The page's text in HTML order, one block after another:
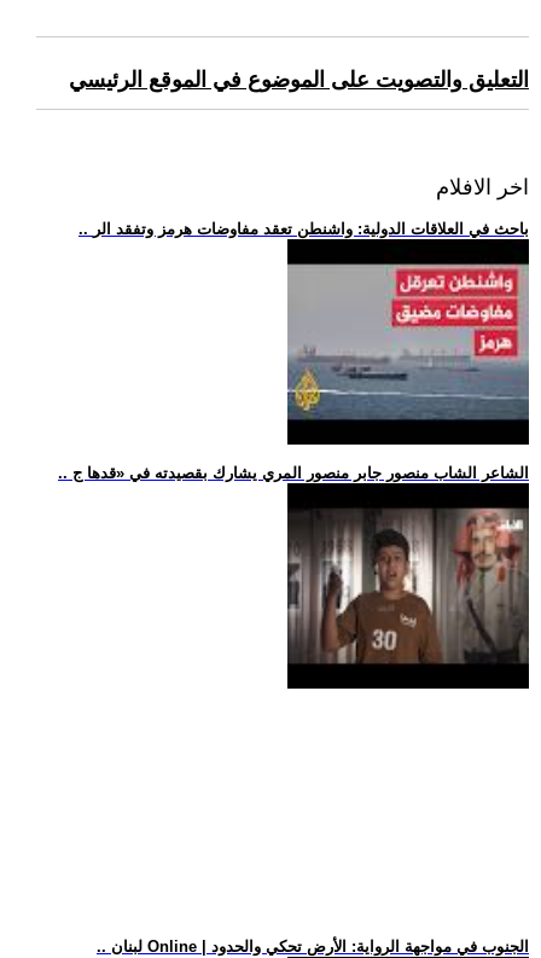
التعليق والتصويت على الموضوع في الموقع الرئيسي
اخر الافلام
.. باحث في العلاقات الدولية: واشنطن تعقد مفاوضات هرمز وتفقد الر
.. الشاعر الشاب منصور جابر منصور المري يشارك بقصيدته في «قدها ج
.. لبنان Online | الجنوب في مواجهة الرواية: الأرض تحكي والحدود